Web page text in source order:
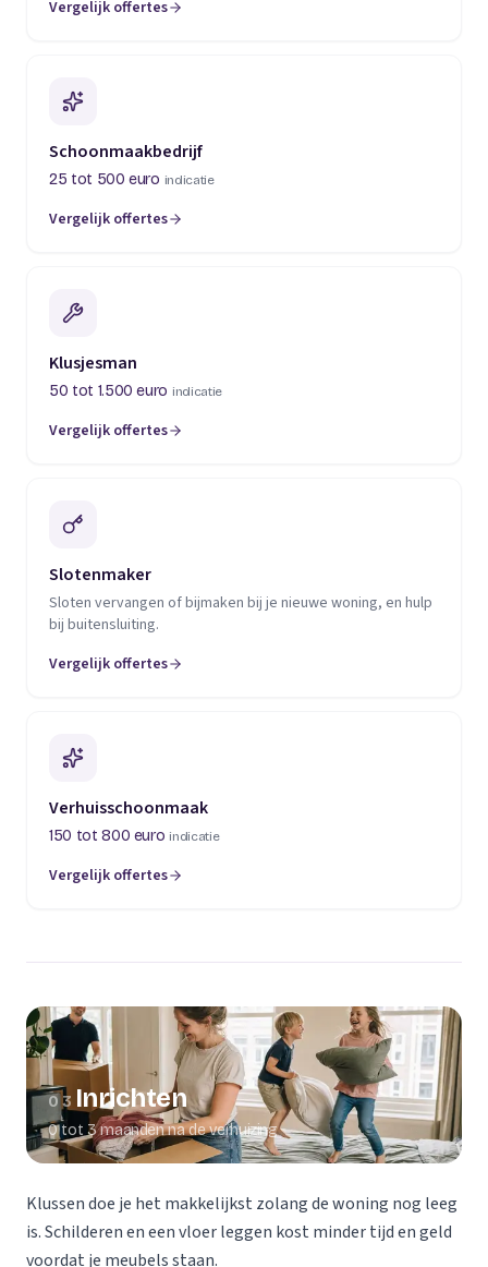
Vergelijk offertes
(opent in een nieuw tabblad)
Schoonmaakbedrijf
25 tot 500 euro indicatie
Vergelijk offertes
(opent in een nieuw tabblad)
Klusjesman
50 tot 1.500 euro indicatie
Vergelijk offertes
(opent in een nieuw tabblad)
Slotenmaker
Sloten vervangen of bijmaken bij je nieuwe woning, en hulp
bij buitensluiting.
Vergelijk offertes
(opent in een nieuw tabblad)
Verhuisschoonmaak
150 tot 800 euro indicatie
Vergelijk offertes
(opent in een nieuw tabblad)
03 Inrichten
0 tot 3 maanden na de verhuizing
Klussen doe je het makkelijkst zolang de woning nog leeg
is. Schilderen en een vloer leggen kost minder tijd en geld
voordat je meubels staan.